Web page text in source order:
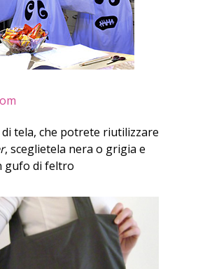
tela, che potrete riutilizzare
, sceglietela nera o grigia e
gufo di feltro